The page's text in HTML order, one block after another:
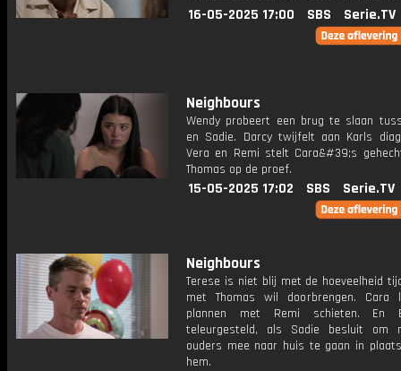
16-05-2025 17:00 SBS Serie.TV
Neighbours
Wendy probeert een brug te slaan
en Sadie. Darcy twijfelt aan Karls
Vera en Remi stelt Cara&#39;s
Thomas op de proef.
15-05-2025 17:02 SBS Serie.TV
Neighbours
Terese is niet blij met de hoeveelheid
met Thomas wil doorbrengen. Cara
plannen met Remi schieten. En
teleurgesteld, als Sadie besluit om
ouders mee naar huis te gaan in
hem.